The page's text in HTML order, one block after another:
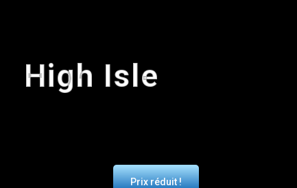
High Isle
Prix réduit !